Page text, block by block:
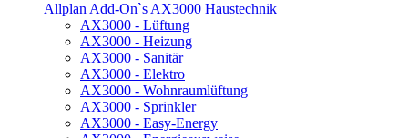
Allplan Add-On`s AX3000 Haustechnik
AX3000 - Lüftung
AX3000 - Heizung
AX3000 - Sanitär
AX3000 - Elektro
AX3000 - Wohnraumlüftung
AX3000 - Sprinkler
AX3000 - Easy-Energy